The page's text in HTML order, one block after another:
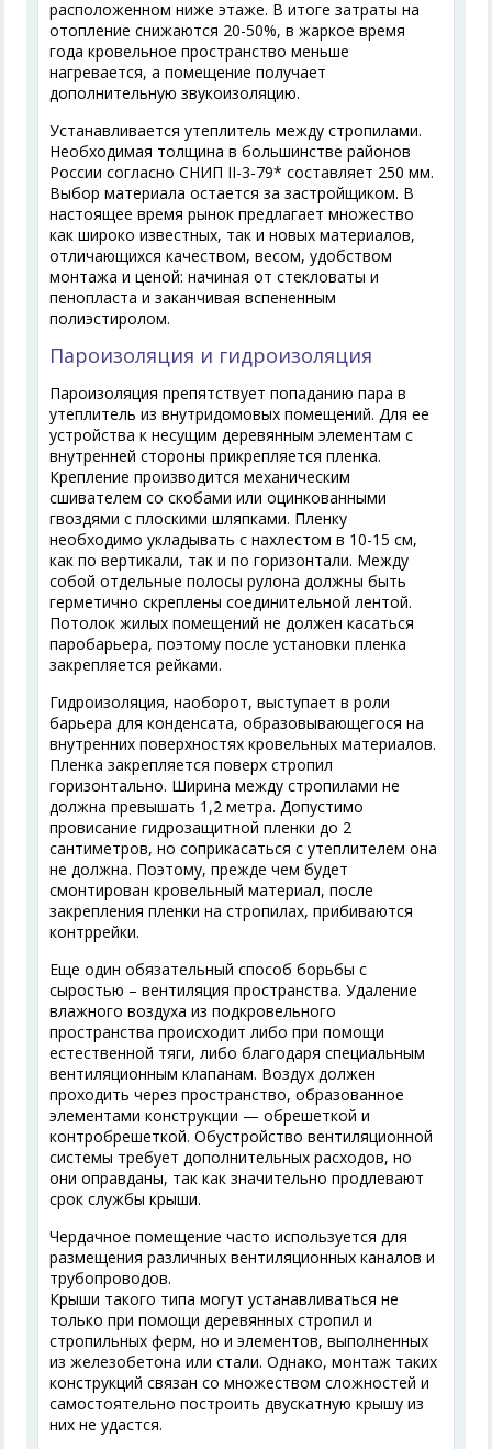
расположенном ниже этаже. В итоге затраты на
отопление снижаются 20-50%, в жаркое время
года кровельное пространство меньше
нагревается, а помещение получает
дополнительную звукоизоляцию.
Устанавливается утеплитель между стропилами.
Необходимая толщина в большинстве районов
России согласно СНИП II-3-79* составляет 250 мм.
Выбор материала остается за застройщиком. В
настоящее время рынок предлагает множество
как широко известных, так и новых материалов,
отличающихся качеством, весом, удобством
монтажа и ценой: начиная от стекловаты и
пенопласта и заканчивая вспененным
полиэстиролом.
Пароизоляция и гидроизоляция
Пароизоляция препятствует попаданию пара в
утеплитель из внутридомовых помещений. Для ее
устройства к несущим деревянным элементам с
внутренней стороны прикрепляется пленка.
Крепление производится механическим
сшивателем со скобами или оцинкованными
гвоздями с плоскими шляпками. Пленку
необходимо укладывать с нахлестом в 10-15 см,
как по вертикали, так и по горизонтали. Между
собой отдельные полосы рулона должны быть
герметично скреплены соединительной лентой.
Потолок жилых помещений не должен касаться
паробарьера, поэтому после установки пленка
закрепляется рейками.
Гидроизоляция, наоборот, выступает в роли
барьера для конденсата, образовывающегося на
внутренних поверхностях кровельных материалов.
Пленка закрепляется поверх стропил
горизонтально. Ширина между стропилами не
должна превышать 1,2 метра. Допустимо
провисание гидрозащитной пленки до 2
сантиметров, но соприкасаться с утеплителем она
не должна. Поэтому, прежде чем будет
смонтирован кровельный материал, после
закрепления пленки на стропилах, прибиваются
контррейки.
Еще один обязательный способ борьбы с
сыростью – вентиляция пространства. Удаление
влажного воздуха из подкровельного
пространства происходит либо при помощи
естественной тяги, либо благодаря специальным
вентиляционным клапанам. Воздух должен
проходить через пространство, образованное
элементами конструкции — обрешеткой и
контробрешеткой. Обустройство вентиляционной
системы требует дополнительных расходов, но
они оправданы, так как значительно продлевают
срок службы крыши.
Чердачное помещение часто используется для
размещения различных вентиляционных каналов и
трубопроводов.
Крыши такого типа могут устанавливаться не
только при помощи деревянных стропил и
стропильных ферм, но и элементов, выполненных
из железобетона или стали. Однако, монтаж таких
конструкций связан со множеством сложностей и
самостоятельно построить двускатную крышу из
них не удастся.